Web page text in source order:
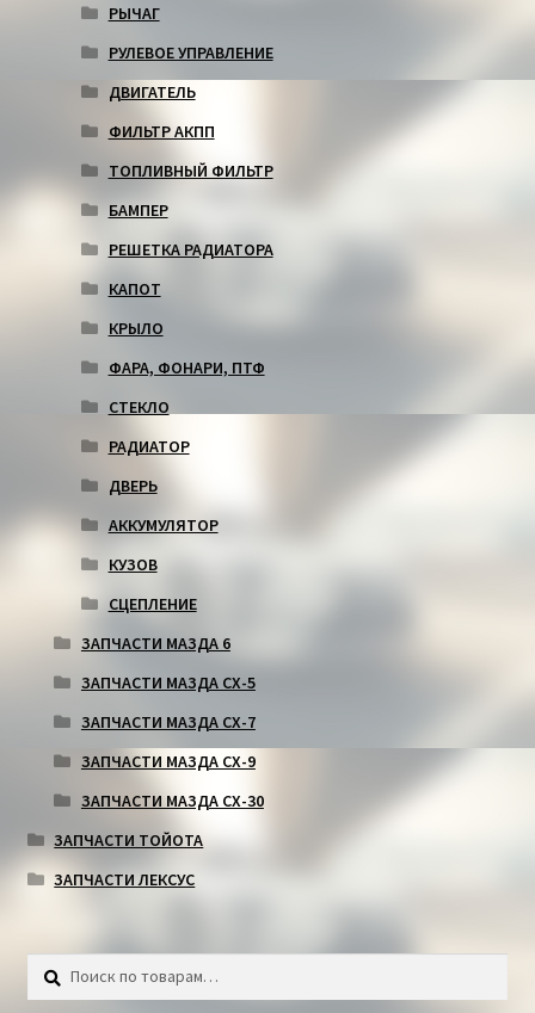
РЫЧАГ
РУЛЕВОЕ УПРАВЛЕНИЕ
ДВИГАТЕЛЬ
ФИЛЬТР АКПП
ТОПЛИВНЫЙ ФИЛЬТР
БАМПЕР
РЕШЕТКА РАДИАТОРА
КАПОТ
КРЫЛО
ФАРА, ФОНАРИ, ПТФ
СТЕКЛО
РАДИАТОР
ДВЕРЬ
АККУМУЛЯТОР
КУЗОВ
СЦЕПЛЕНИЕ
ЗАПЧАСТИ МАЗДА 6
ЗАПЧАСТИ МАЗДА СХ-5
ЗАПЧАСТИ МАЗДА СХ-7
ЗАПЧАСТИ МАЗДА СХ-9
ЗАПЧАСТИ МАЗДА СХ-30
ЗАПЧАСТИ ТОЙОТА
ЗАПЧАСТИ ЛЕКСУС
Искать:
Поиск